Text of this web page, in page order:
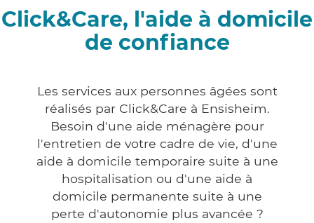
Click&Care, l'aide à domicile
de confiance
Les services aux personnes âgées sont
réalisés par Click&Care à Ensisheim.
Besoin d'une aide ménagère pour
l'entretien de votre cadre de vie, d'une
aide à domicile temporaire suite à une
hospitalisation ou d'une aide à
domicile permanente suite à une
perte d'autonomie plus avancée ?